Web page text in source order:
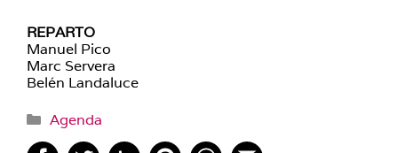
REPARTO
Manuel Pico
Marc Servera
Belén Landaluce
Categorías
Agenda